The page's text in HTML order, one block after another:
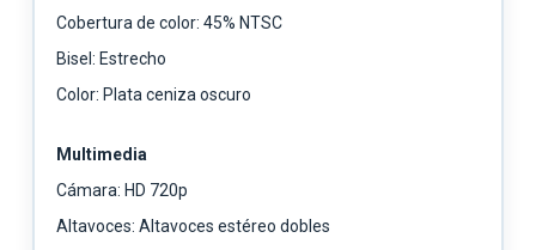
Cobertura de color: 45% NTSC
Bisel: Estrecho
Color: Plata ceniza oscuro
Multimedia
Cámara: HD 720p
Altavoces: Altavoces estéreo dobles